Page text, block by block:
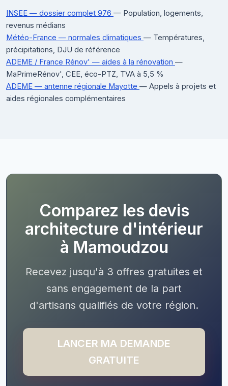
INSEE — dossier complet 976 — Population, logements,
revenus médians
Météo-France — normales climatiques — Températures,
précipitations, DJU de référence
ADEME / France Rénov' — aides à la rénovation —
MaPrimeRénov', CEE, éco-PTZ, TVA à 5,5 %
ADEME — antenne régionale Mayotte — Appels à projets et
aides régionales complémentaires
Comparez les devis
architecture d'intérieur
à Mamoudzou
Recevez jusqu'à 3 offres gratuites et
sans engagement de la part
d'artisans qualifiés de votre région.
LANCER MA DEMANDE
GRATUITE